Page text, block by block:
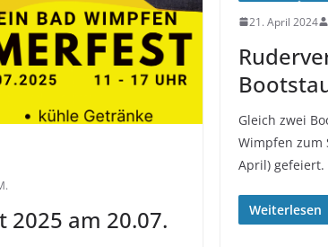
2025 am 20.07.
21. April 2024
Gleich zwei
Wimpfen zum
April) gefeiert.
Weiterlesen